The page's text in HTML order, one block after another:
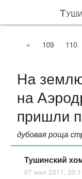
« 109 110
На
на
пришли
дубовая роща
Тушинский
07 мая 2011,